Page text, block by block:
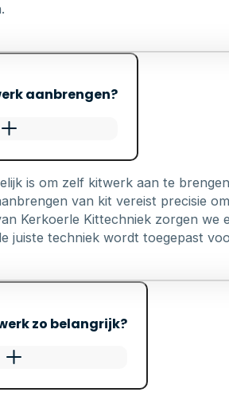
aanbrengen?
is om zelf kitwerk aan te
van kit vereist precisie
Kerkoerle Kittechniek zorgen
juiste techniek wordt toegepast
zo belangrijk?